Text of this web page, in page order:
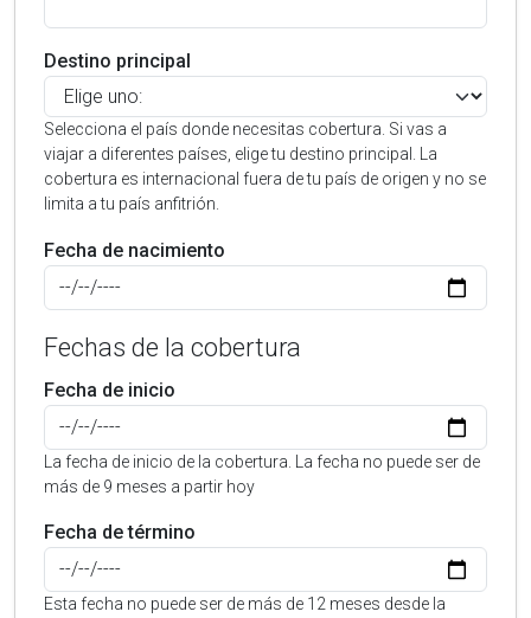
Destino principal
Selecciona el país donde necesitas cobertura. Si vas a
viajar a diferentes países, elige tu destino principal. La
cobertura es internacional fuera de tu país de origen y no se
limita a tu país anfitrión.
Fecha de nacimiento
Fechas de la cobertura
Fecha de inicio
La fecha de inicio de la cobertura. La fecha no puede ser de
más de 9 meses a partir hoy
Fecha de término
Esta fecha no puede ser de más de 12 meses desde la